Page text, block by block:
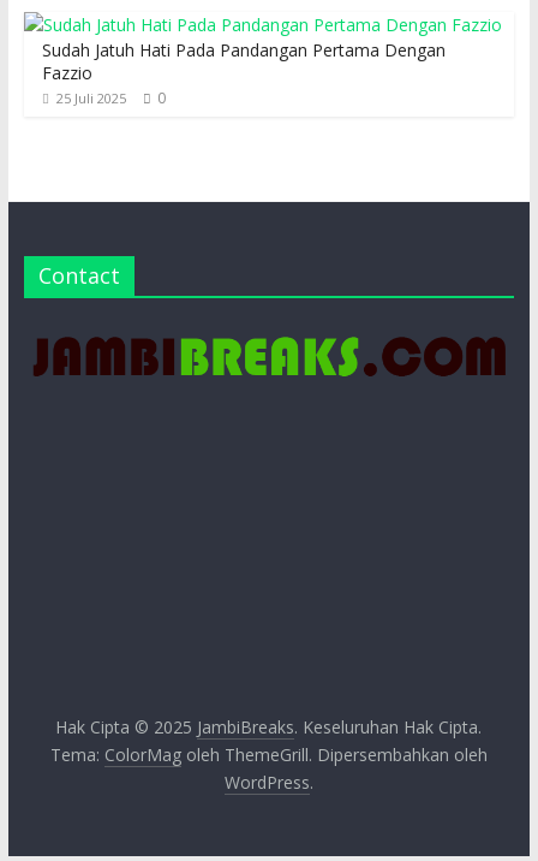
Sudah Jatuh Hati Pada Pandangan Pertama Dengan
Fazzio
25 Juli 2025 0
Contact
Hak Cipta © 2025 JambiBreaks. Keseluruhan Hak Cipta.
Tema: ColorMagoleh ThemeGrill. Dipersembahkan oleh
WordPress.